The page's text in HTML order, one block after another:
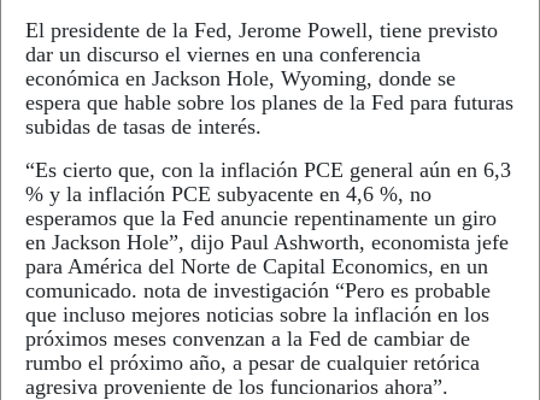
El presidente de la Fed, Jerome Powell, tiene previsto
dar un discurso el viernes en una conferencia
económica en Jackson Hole, Wyoming, donde se
espera que hable sobre los planes de la Fed para futuras
subidas de tasas de interés.
“Es cierto que, con la inflación PCE general aún en 6,3
% y la inflación PCE subyacente en 4,6 %, no
esperamos que la Fed anuncie repentinamente un giro
en Jackson Hole”, dijo Paul Ashworth, economista jefe
para América del Norte de Capital Economics, en un
comunicado. nota de investigación “Pero es probable
que incluso mejores noticias sobre la inflación en los
próximos meses convenzan a la Fed de cambiar de
rumbo el próximo año, a pesar de cualquier retórica
agresiva proveniente de los funcionarios ahora”.